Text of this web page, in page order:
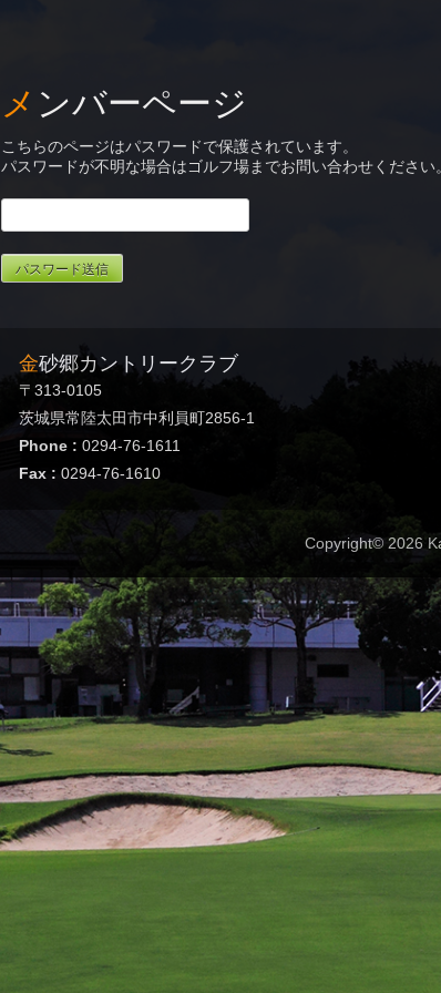
メンバーページ
こちらのページはパスワードで保護されています。
パスワードが不明な場合はゴルフ場までお問い合わせください。
金砂郷カントリークラブ
〒313-0105
茨城県常陸太田市中利員町2856-1
Phone : 0294-76-1611
Fax : 0294-76-1610
Copyright© 2026